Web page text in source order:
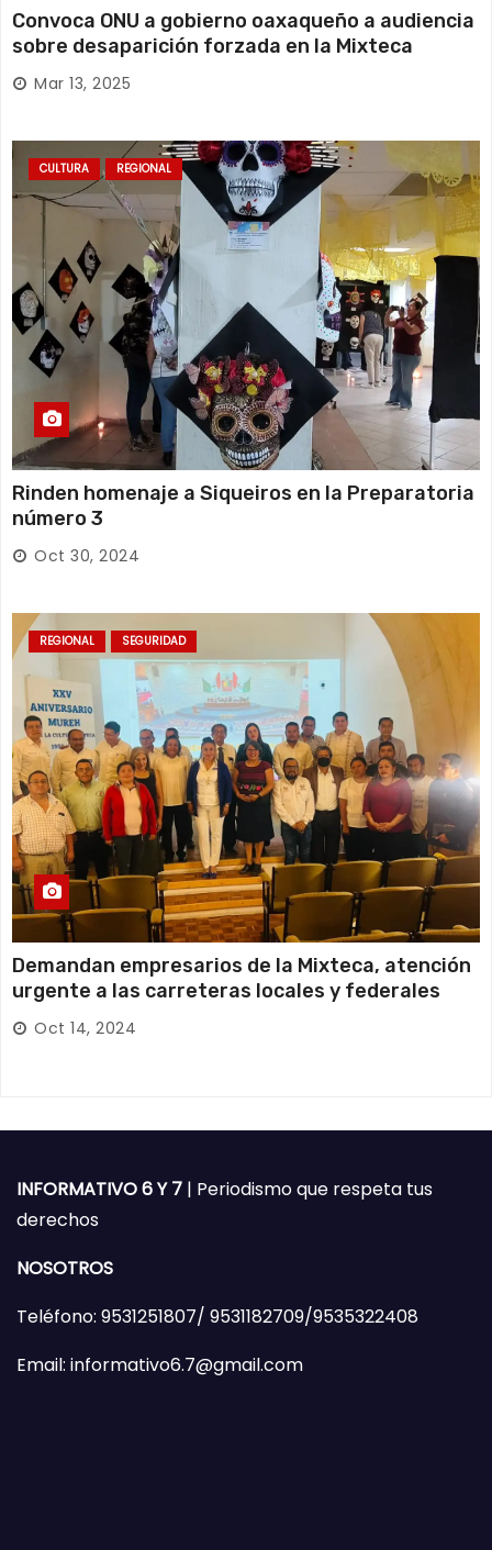
Convoca ONU a gobierno oaxaqueño a audiencia
sobre desaparición forzada en la Mixteca
Mar 13, 2025
CULTURA REGIONAL
Rinden homenaje a Siqueiros en la Preparatoria
número 3
Oct 30, 2024
REGIONAL SEGURIDAD
Demandan empresarios de la Mixteca, atención
urgente a las carreteras locales y federales
Oct 14, 2024
INFORMATIVO 6 Y 7 | Periodismo que respeta tus
derechos
NOSOTROS
Teléfono: 9531251807/ 9531182709/9535322408
Email: informativo6.7@gmail.com